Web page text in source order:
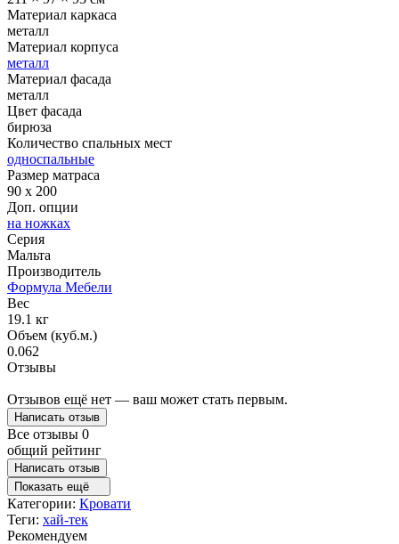
Материал каркаса
металл
Материал корпуса
металл
Материал фасада
металл
Цвет фасада
бирюза
Количество спальных мест
односпальные
Размер матраса
90 x 200
Доп. опции
на ножках
Серия
Мальта
Производитель
Формула Мебели
Вес
19.1 кг
Объем (куб.м.)
0.062
Отзывы
Отзывов ещё нет — ваш может стать первым.
Написать отзыв
Все отзывы 0
общий рейтинг
Написать отзыв
Показать ещё
Категории: Кровати
Теги: хай-тек
Рекомендуем